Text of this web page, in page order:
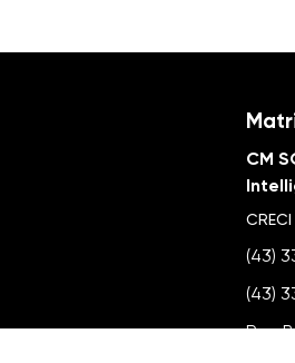
CM
CRECI
(43)
(43)
Rua